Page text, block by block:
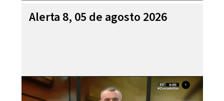
Alerta 8, 05 de agosto 2026